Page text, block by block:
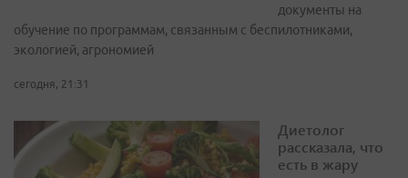
документы на
обучение по программам, связанным с беспилотниками,
экологией, агрономией
сегодня, 21:31
Диетолог
рассказала, что
есть в жару